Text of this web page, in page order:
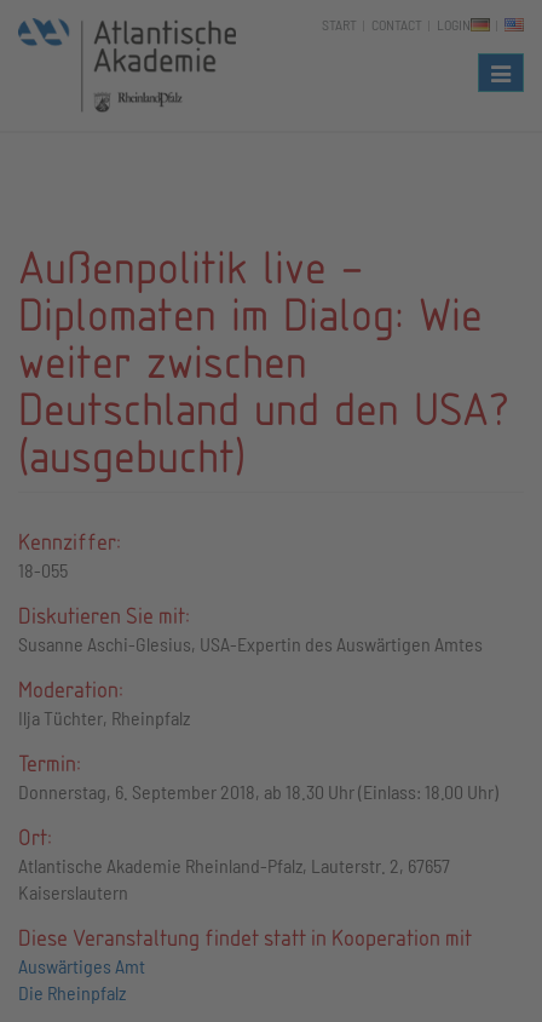
START CONTACT LOGIN
Außenpolitik live –
Diplomaten im Dialog: Wie
weiter zwischen
Deutschland und den USA?
(ausgebucht)
Kennziffer:
18-055
Diskutieren Sie mit:
Susanne Aschi-Glesius, USA-Expertin des Auswärtigen Amtes
Moderation:
Ilja Tüchter, Rheinpfalz
Termin:
Donnerstag, 6. September 2018, ab 18.30 Uhr (Einlass: 18.00 Uhr)
Ort:
Atlantische Akademie Rheinland-Pfalz, Lauterstr. 2, 67657
Kaiserslautern
Diese Veranstaltung findet statt in Kooperation mit
Auswärtiges Amt
Die Rheinpfalz